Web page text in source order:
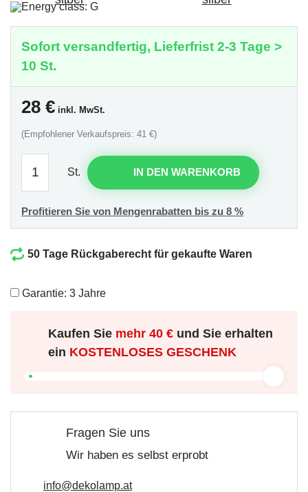
Sofort versandfertig, Lieferfrist 2-3 Tage >
10 St.
28 € inkl. MwSt.
(Empfohlener Verkaufspreis: 41 €)
St. IN DEN WARENKORB
Profitieren Sie von Mengenrabatten bis zu 8 %
50 Tage Rückgaberecht für gekaufte Waren
Garantie: 3 Jahre
Kaufen Sie mehr40 €und Sie erhalten
ein KOSTENLOSES GESCHENK
Fragen Sie uns
Wir haben es selbst erprobt
info@dekolamp.at